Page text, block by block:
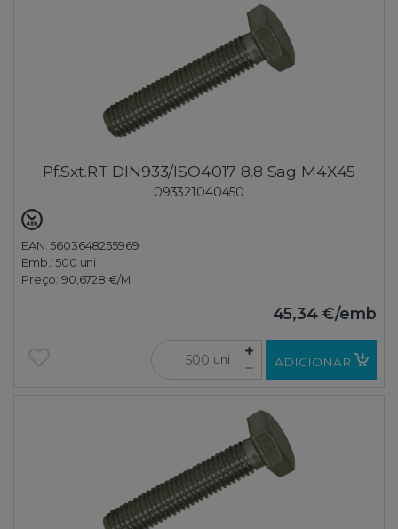
Pf.Sxt.RT DIN933/ISO4017 8.8 Sag M4X45
093321040450
EAN: 5603648255969
Emb.:500 uni
Preço: 90,6728 €/Ml
45,34 €/emb
uni ADICIONAR